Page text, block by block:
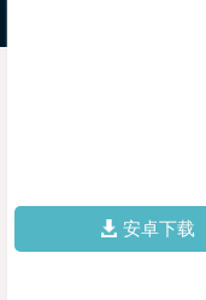
安卓下载